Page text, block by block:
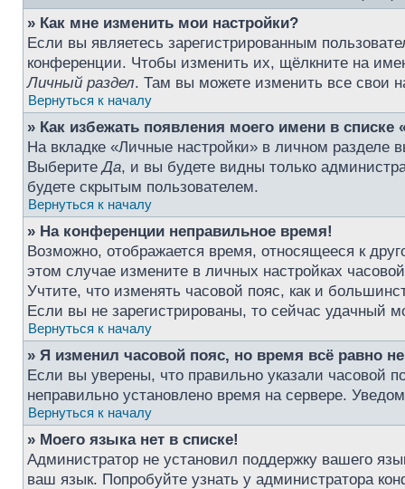
» Как мне изменить мои настройки?
Если вы являетесь зарегистрированным
конференции. Чтобы изменить их, щёлкните на
Личный раздел. Там вы можете изменить все свои
Вернуться к началу
» Как избежать появления моего имени в списке
На вкладке «Личные настройки» в личном разделе
ВыберитеДа, и вы будете видны только
будете скрытым пользователем.
Вернуться к началу
» На конференции неправильное время!
Возможно, отображается время, относящееся к
этом случае измените в личных настройках
Учтите, что изменять часовой пояс, как и
Если вы не зарегистрированы, то сейчас удачный
Вернуться к началу
» Я изменил часовой пояс, но время всё равно
Если вы уверены, что правильно указали часовой
неправильно установлено время на сервере.
Вернуться к началу
» Моего языка нет в списке!
Администратор не установил поддержку вашего
ваш язык. Попробуйте узнать у администратора